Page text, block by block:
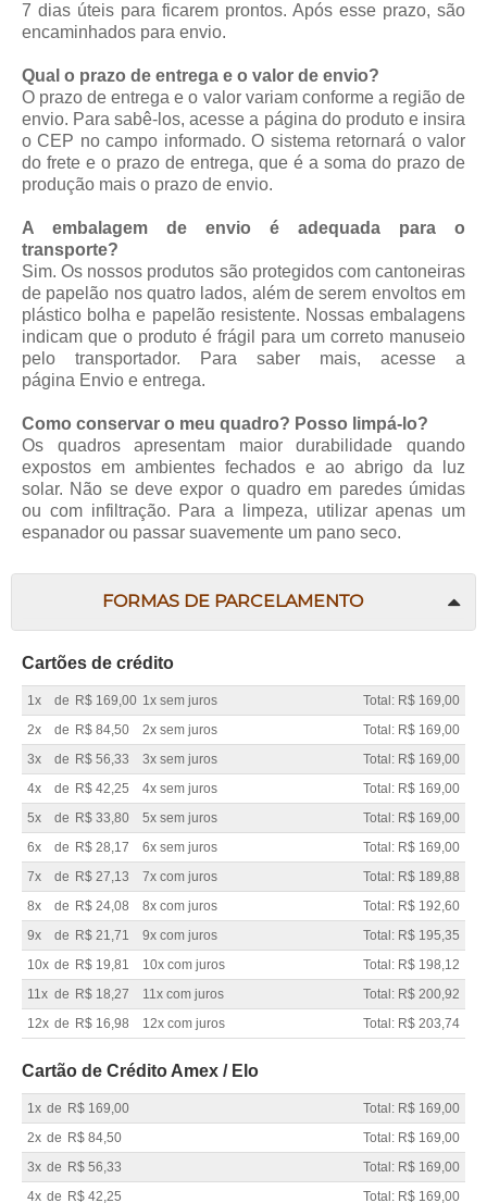
7 dias úteis para ficarem prontos. Após esse prazo, são
encaminhados para envio.
Qual o prazo de entrega e o valor de envio?
O prazo de entrega e o valor variam conforme a região de
envio. Para sabê-los, acesse a página do produto e insira
o CEP no campo informado. O sistema retornará o valor
do frete e o prazo de entrega, que é a soma do prazo de
produção mais o prazo de envio.
A embalagem de envio é adequada para o
transporte?
Sim. Os nossos produtos são protegidos com cantoneiras
de papelão nos quatro lados, além de serem envoltos em
plástico bolha e papelão resistente. Nossas embalagens
indicam que o produto é frágil para um correto manuseio
pelo transportador. Para saber mais, acesse a
página Envio e entrega.
Como conservar o meu quadro? Posso limpá-lo?
Os quadros apresentam maior durabilidade quando
expostos em ambientes fechados e ao abrigo da luz
solar. Não se deve expor o quadro em paredes úmidas
ou com infiltração. Para a limpeza, utilizar apenas um
espanador ou passar suavemente um pano seco.
FORMAS DE PARCELAMENTO
Cartões de crédito
1x de R$ 169,00 1x sem juros
Total: R$ 169,00
2x
de R$ 84,50 2x sem juros
Total: R$ 169,00
3x
de R$ 56,33 3x sem juros
Total: R$ 169,00
4x
de R$ 42,25 4x sem juros
Total: R$ 169,00
5x
de R$ 33,80 5x sem juros
Total: R$ 169,00
6x
de R$ 28,17 6x sem juros
Total: R$ 169,00
7x
de R$ 27,13 7x com juros
Total: R$ 189,88
8x
de R$ 24,08 8x com juros
Total: R$ 192,60
9x
de R$ 21,71 9x com juros
Total: R$ 195,35
10x de R$ 19,81 10x com juros
Total: R$ 198,12
11x de R$ 18,27 11x com juros
Total: R$ 200,92
12x de R$ 16,98 12x com juros Total: R$ 203,74
Cartão de Crédito Amex / Elo
1x de R$ 169,00
Total: R$ 169,00
2x de R$ 84,50
Total: R$ 169,00
3x de R$ 56,33
Total: R$ 169,00
4x de R$ 42,25
Total: R$ 169,00